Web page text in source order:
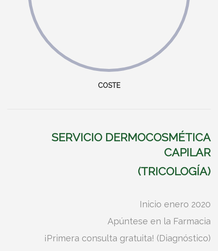
COSTE
SERVICIO DERMOCOSMÉTICA
CAPILAR
(TRICOLOGÍA)
Inicio enero 2020
Apúntese en la Farmacia
¡Primera consulta gratuita! (Diagnóstico)